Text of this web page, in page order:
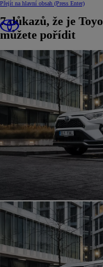
Přejít na hlavní obsah (Press Enter)
7 důkazů, že je
můžete pořídit